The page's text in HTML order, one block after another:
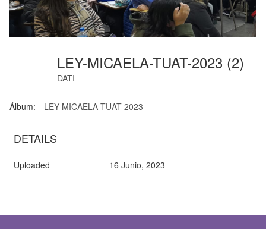
LEY-MICAELA-TUAT-2023 (2)
DATI
Álbum: LEY-MICAELA-TUAT-2023
DETAILS
Uploaded 16 Junio, 2023